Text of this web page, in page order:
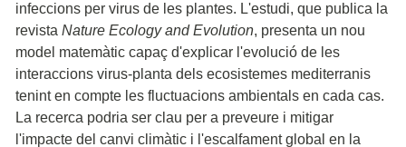
infeccions per virus de les plantes. L'estudi, que publica la
revista Nature Ecology and Evolution, presenta un nou
model matemàtic capaç d'explicar l'evolució de les
interaccions virus-planta dels ecosistemes mediterranis
tenint en compte les fluctuacions ambientals en cada cas.
La recerca podria ser clau per a preveure i mitigar
l'impacte del canvi climàtic i l'escalfament global en la